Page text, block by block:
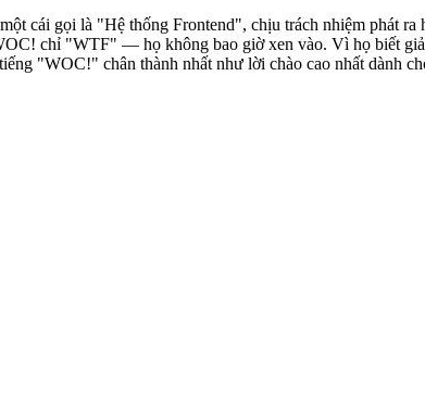
cái gọi là "Hệ thống Frontend", chịu trách nhiệm phát ra
chỉ "WTF" — họ không bao giờ xen vào. Vì họ biết
"WOC!" chân thành nhất như lời chào cao nhất dành